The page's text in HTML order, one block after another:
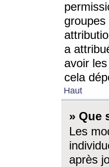
groupes
a
avoir
cela
Haut
» Que
Les
après